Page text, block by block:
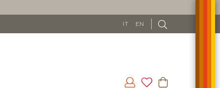
IT EN